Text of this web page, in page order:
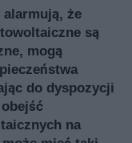
że
są
mogą
do dyspozycji
na